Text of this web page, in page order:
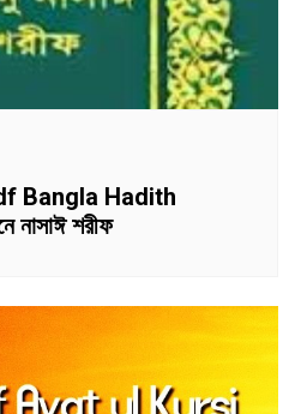
Bangla Hadith
শরীফ